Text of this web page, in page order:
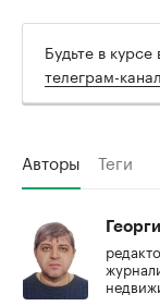
Будьте в
телеграм-
Авторы Теги